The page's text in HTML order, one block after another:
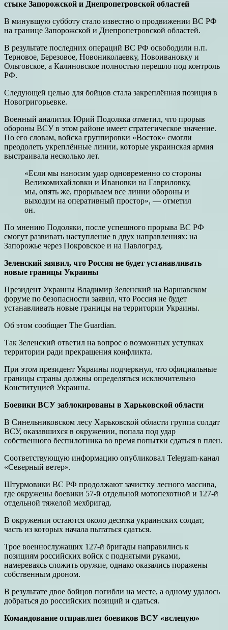
стыке Запорожской и Днепропетровской областей
В минувшую субботу стало известно о продвижении ВС РФ
на границе Запорожской и Днепропетровской областей.
В результате последних операций ВС РФ освободили н.п.
Терновое, Березовое, Новониколаевку, Новоивановку и
Ольговское, а Калиновское полностью перешло под контроль
РФ.
Следующей целью для бойцов стала закреплённая позиция в
Новогригорьевке.
Военный аналитик Юрий Подоляка отметил, что прорыв
обороны ВСУ в этом районе имеет стратегическое значение.
По его словам, войска группировки «Восток» смогли
преодолеть укреплённые линии, которые украинская армия
выстраивала несколько лет.
«Если мы наносим удар одновременно со стороны
Великомихайловки и Ивановки на Гавриловку,
мы, опять же, прорываем все линии обороны и
выходим на оперативный простор», — отметил
он.
По мнению Подоляки, после успешного прорыва ВС РФ
смогут развивать наступление в двух направлениях: на
Запорожье через Покровское и на Павлоград.
Зеленский заявил, что Россия не будет устанавливать
новые границы Украины
Президент Украины Владимир Зеленский на Варшавском
форуме по безопасности заявил, что Россия не будет
устанавливать новые границы на территории Украины.
Об этом сообщает The Guardian.
Так Зеленский ответил на вопрос о возможных уступках
территории ради прекращения конфликта.
При этом президент Украины подчеркнул, что официальные
границы страны должны определяться исключительно
Конституцией Украины.
Боевики ВСУ заблокированы в Харьковской области
В Синельниковском лесу Харьковской области группа солдат
ВСУ, оказавшихся в окружении, попала под удар
собственного беспилотника во время попытки сдаться в плен.
Соответствующую информацию опубликовал Telegram-канал
«Северный ветер».
Штурмовики ВС РФ продолжают зачистку лесного массива,
где окружены боевики 57-й отдельной мотопехотной и 127-й
отдельной тяжелой мехбригад.
В окружении остаются около десятка украинских солдат,
часть из которых начала пытаться сдаться.
Трое военнослужащих 127-й бригады направились к
позициям российских войск с поднятыми руками,
намереваясь сложить оружие, однако оказались поражены
собственным дроном.
В результате двое бойцов погибли на месте, а одному удалось
добраться до российских позиций и сдаться.
Командование отправляет боевиков ВСУ «вслепую»